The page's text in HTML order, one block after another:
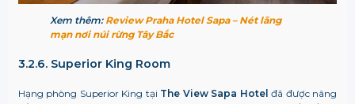
Xem thêm: Review Praha Hotel Sapa – Nét lãng
mạn nơi núi rừng Tây Bắc
3.2.6. Superior King Room
Hạng phòng Superior King tại The View Sapa Hotelđã được nâng